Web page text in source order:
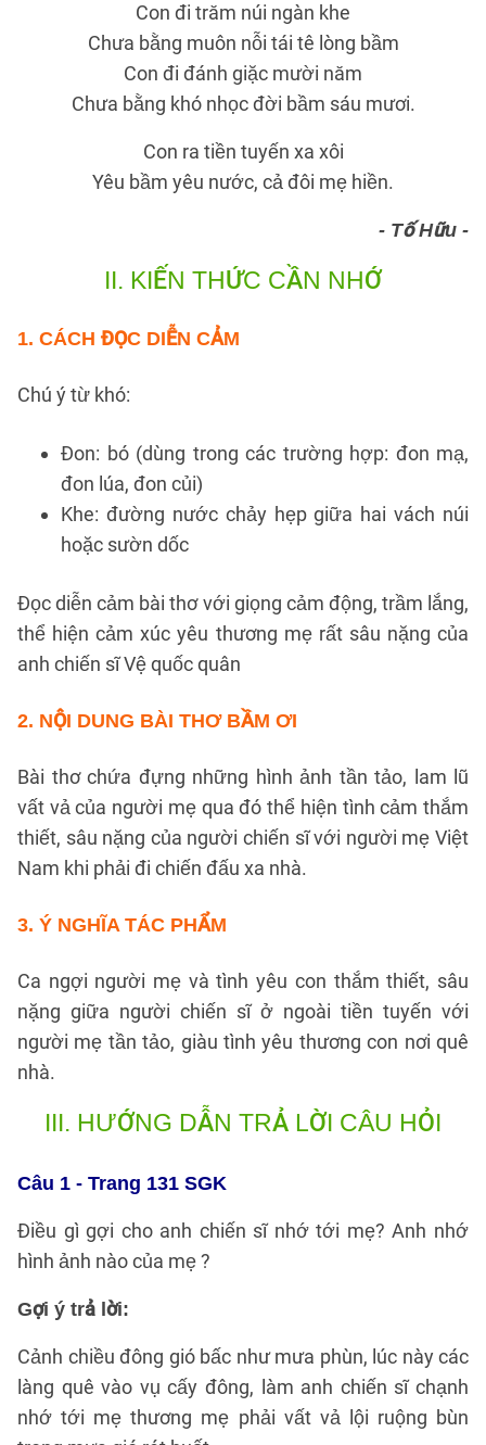
Con đi trăm núi ngàn khe
Chưa bằng muôn nỗi tái tê lòng bầm
Con đi đánh giặc mười năm
Chưa bằng khó nhọc đời bầm sáu mươi.
Con ra tiền tuyến xa xôi
Yêu bầm yêu nước, cả đôi mẹ hiền.
- Tố Hữu -
II. KIẾN THỨC CẦN NHỚ
1. CÁCH ĐỌC DIỄN CẢM
Chú ý từ khó:
Đon: bó (dùng trong các trường hợp: đon mạ,
đon lúa, đon củi)
Khe: đường nước chảy hẹp giữa hai vách núi
hoặc sườn dốc
Đọc diễn cảm bài thơ với giọng cảm động, trầm lắng,
thể hiện cảm xúc yêu thương mẹ rất sâu nặng của
anh chiến sĩ Vệ quốc quân
2. NỘI DUNG BÀI THƠ BẦM ƠI
Bài thơ chứa đựng những hình ảnh tần tảo, lam lũ
vất vả của người mẹ qua đó thể hiện tình cảm thắm
thiết, sâu nặng của người chiến sĩ với người mẹ Việt
Nam khi phải đi chiến đấu xa nhà.
3. Ý NGHĨA TÁC PHẨM
Ca ngợi người mẹ và tình yêu con thắm thiết, sâu
nặng giữa người chiến sĩ ở ngoài tiền tuyến với
người mẹ tần tảo, giàu tình yêu thương con nơi quê
nhà.
III. HƯỚNG DẪN TRẢ LỜI CÂU HỎI
Câu 1 - Trang 131 SGK
Điều gì gợi cho anh chiến sĩ nhớ tới mẹ? Anh nhớ
hình ảnh nào của mẹ ?
Gợi ý trả lời:
Cảnh chiều đông gió bấc như mưa phùn, lúc này các
làng quê vào vụ cấy đông, làm anh chiến sĩ chạnh
nhớ tới mẹ thương mẹ phải vất vả lội ruộng bùn